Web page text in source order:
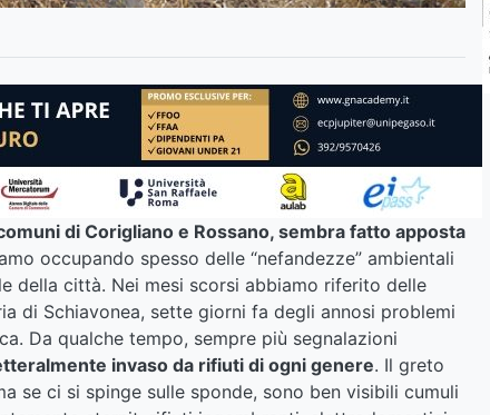
di Corigliano e Rossano, sembra fatto apposta
occupando spesso delle “nefandezze” ambientali
della città. Nei mesi scorsi abbiamo riferito delle
di Schiavonea, sette giorni fa degli annosi problemi
Da qualche tempo, sempre più segnalazioni
invaso da rifiuti di ogni genere. Il greto
se ci si spinge sulle sponde, sono ben visibili cumuli